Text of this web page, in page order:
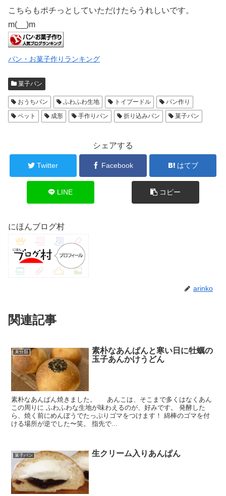
こちらもポチっとしていただけたらうれしいです。
m(__)m
パン・お菓子作りランキング
菓子パン
おうちパン ふわふわ生地 トイプードル
パン作り
ペット
成形 手作りパン 折り込みパン 菓子パン
シェアする
Twitter Facebook はてブ
LINE コピー
にほんブログ村
arinko
関連記事
未分類
素朴なあんぱんと寒い日に牡蠣の
玉子あんかけうどん
素朴なあんぱん焼きました。 あんこは、そこまで多くはなくあん
この周りに ふわふわな生地が味わえるのが、好みです。 発酵した
ら、焼く前にめんぼうでたっぷりゴマをつけます！ 綿棒のゴマを付
ける場所が逆でした〜笑。 指先で...
菓子パン 生クリーム入りあんぱん